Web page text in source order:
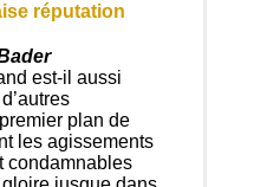
réputation
est-il aussi
plan de
les agissements
condamnables